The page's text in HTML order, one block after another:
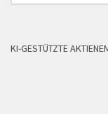
KI-GESTÜTZTE